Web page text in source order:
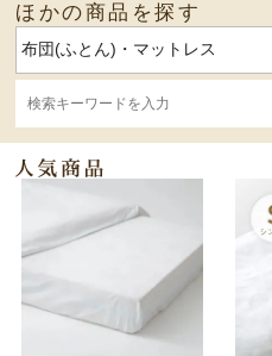
ほかの商品を探す